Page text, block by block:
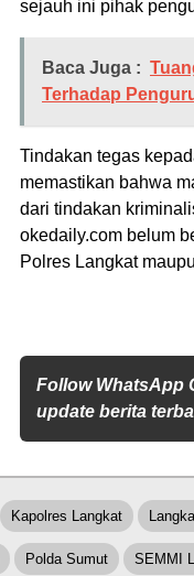
sejauh ini pihak
Baca Juga :
Terhadap
Tindakan tegas
memastikan bahwa
dari tindakan
okedaily.com belum
Polres Langkat
Follow WhatsApp
update berita
Kapolres Langkat
Polda Sumut SEMMI